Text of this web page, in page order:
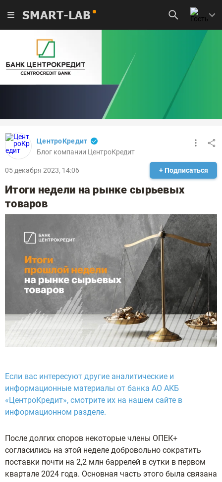
SMART-LAB
ЦентроКредит
Блог компании ЦентроКредит
05 декабря 2023, 14:06 + Подписаться
Итоги недели на рынке сырьевых
товаров
Если вас интересуют другие аналитические и
информационные материалы от банка АО АКБ
«ЦентроКредит», смотрите их на нашем сайте в
информационном разделе.
После долгих споров некоторые члены ОПЕК+
согласились на этой неделе добровольно сократить
поставки почти на 2,2 млн баррелей в сутки в первом
квартале 2024 года. Основная часть этого была связана